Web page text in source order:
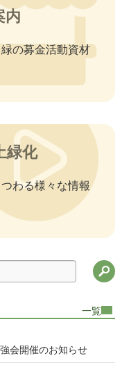
内
の募金活動資材
緑化
わる様々な情報
検
一覧
会開催のお知らせ